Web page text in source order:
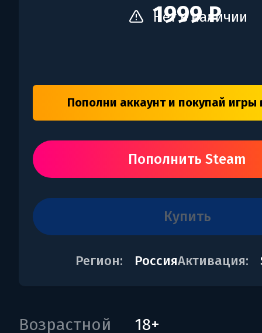
1999 ₽
Пополни аккаунт и покупай игры
Пополнить Steam
купить
Регион: РоссияАктивация:
Нет в наличии
Возрастной
18+